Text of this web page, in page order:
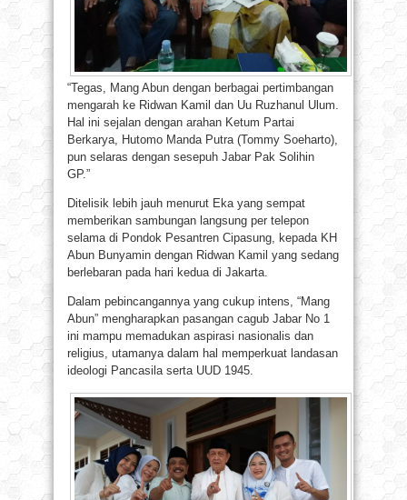
“Tegas, Mang Abun dengan berbagai pertimbangan
mengarah ke Ridwan Kamil dan Uu Ruzhanul Ulum.
Hal ini sejalan dengan arahan Ketum Partai
Berkarya, Hutomo Manda Putra (Tommy Soeharto),
pun selaras dengan sesepuh Jabar Pak Solihin
GP.”
Ditelisik lebih jauh menurut Eka yang sempat
memberikan sambungan langsung per telepon
selama di Pondok Pesantren Cipasung, kepada KH
Abun Bunyamin dengan Ridwan Kamil yang sedang
berlebaran pada hari kedua di Jakarta.
Dalam pebincangannya yang cukup intens, “Mang
Abun” mengharapkan pasangan cagub Jabar No 1
ini mampu memadukan aspirasi nasionalis dan
religius, utamanya dalam hal memperkuat landasan
ideologi Pancasila serta UUD 1945.